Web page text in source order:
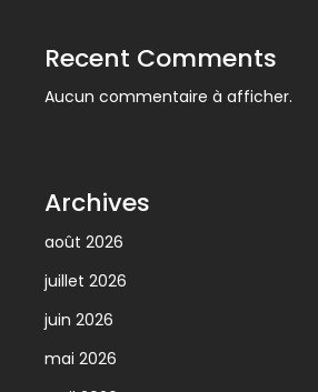
Recent Comments
Aucun commentaire à afficher.
Archives
août 2026
juillet 2026
juin 2026
mai 2026